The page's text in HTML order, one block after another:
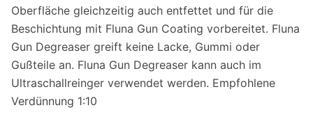
Oberfläche gleichzeitig auch entfettet und für die
Beschichtung mit Fluna Gun Coating vorbereitet. Fluna
Gun Degreaser greift keine Lacke, Gummi oder
Gußteile an. Fluna Gun Degreaser kann auch im
Ultraschallreinger verwendet werden. Empfohlene
Verdünnung 1:10